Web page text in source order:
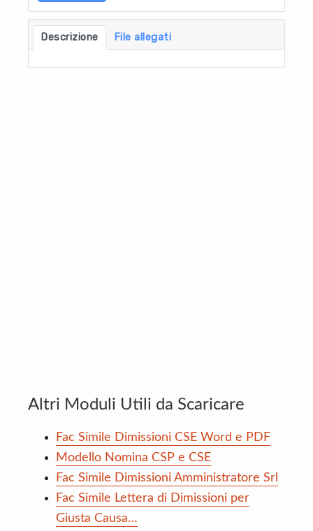
Descrizione File allegati
Altri Moduli Utili da Scaricare
Fac Simile Dimissioni CSE Word e PDF
Modello Nomina CSP e CSE
Fac Simile Dimissioni Amministratore Srl
Fac Simile Lettera di Dimissioni per
Giusta Causa…